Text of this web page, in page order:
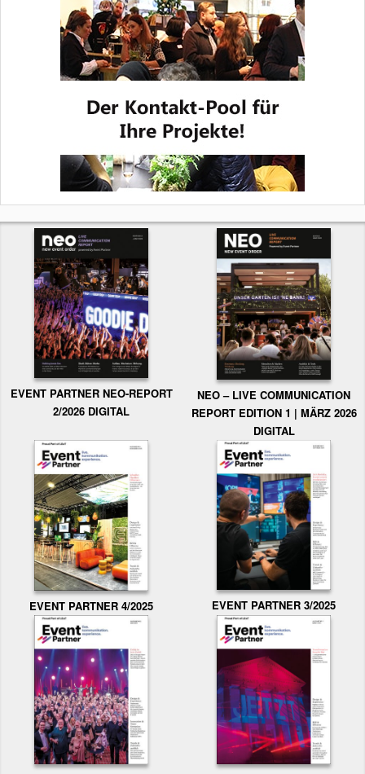
EVENT PARTNER NEO-REPORT
2/2026 DIGITAL
NEO – LIVE COMMUNICATION
REPORT EDITION 1 | MÄRZ 2026
DIGITAL
EVENT PARTNER 4/2025 EVENT PARTNER 3/2025